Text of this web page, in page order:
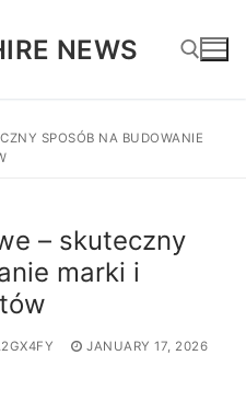
NEWS
for:
SPOSÓB NA BUDOWANIE
– skuteczny
marki i
JANUARY 17, 2026